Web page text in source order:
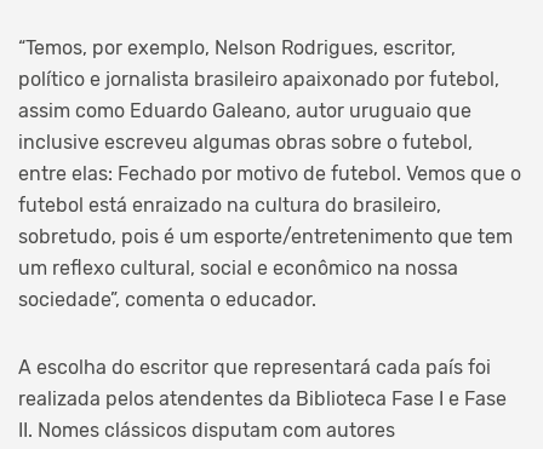
“Temos, por exemplo, Nelson Rodrigues, escritor,
político e jornalista brasileiro apaixonado por futebol,
assim como Eduardo Galeano, autor uruguaio que
inclusive escreveu algumas obras sobre o futebol,
entre elas: Fechado por motivo de futebol. Vemos que o
futebol está enraizado na cultura do brasileiro,
sobretudo, pois é um esporte/entretenimento que tem
um reflexo cultural, social e econômico na nossa
sociedade”, comenta o educador.
A escolha do escritor que representará cada país foi
realizada pelos atendentes da Biblioteca Fase I e Fase
II. Nomes clássicos disputam com autores